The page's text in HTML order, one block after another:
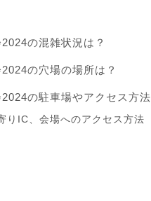
の混雑状況は？
の穴場の場所は？
の駐車場やアクセス方法
りIC、会場へのアクセス方法